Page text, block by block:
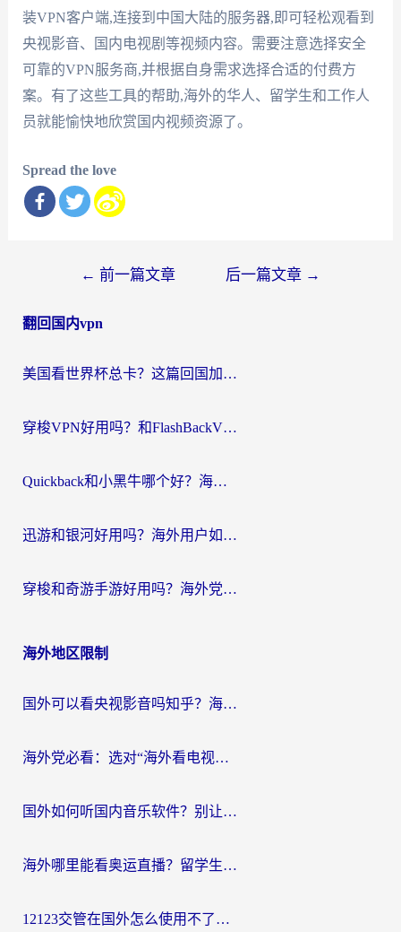
装VPN客户端,连接到中国大陆的服务器,即可轻松观看到
央视影音、国内电视剧等视频内容。需要注意选择安全
可靠的VPN服务商,并根据自身需求选择合适的付费方
案。有了这些工具的帮助,海外的华人、留学生和工作人
员就能愉快地欣赏国内视频资源了。
Spread the love
导
← 前一篇文章 后一篇文章 →
翻回国内vpn
美国看世界杯总卡？这篇回国加速器指南帮你无缝刷国内资源（附苹果手机VPN设置步骤）
穿梭VPN好用吗？和FlashBackVPN对比哪个回国效果更好？
Quickback和小黑牛哪个好？海外党亲测指南，选对回国加速器秒回国内
迅游和银河好用吗？海外用户如何选择回国加速器实现无缝访问国内资源
穿梭和奇游手游好用吗？海外党亲测3款回国加速器，附蜜蜂加速器七天试用攻略
海外地区限制
国外可以看央视影音吗知乎？海外党亲测有效的回国加速方案
海外党必看：选对“海外看电视剧软件”，再也不用愁国内剧刷不了
国外如何听国内音乐软件？别让地域限制，断了你的中文歌单
海外哪里能看奥运直播？留学生&海外华人必看的体育赛事观赛终极指南
12123交管在国外怎么使用不了？海外华人必看的无缝访问国内资源指南